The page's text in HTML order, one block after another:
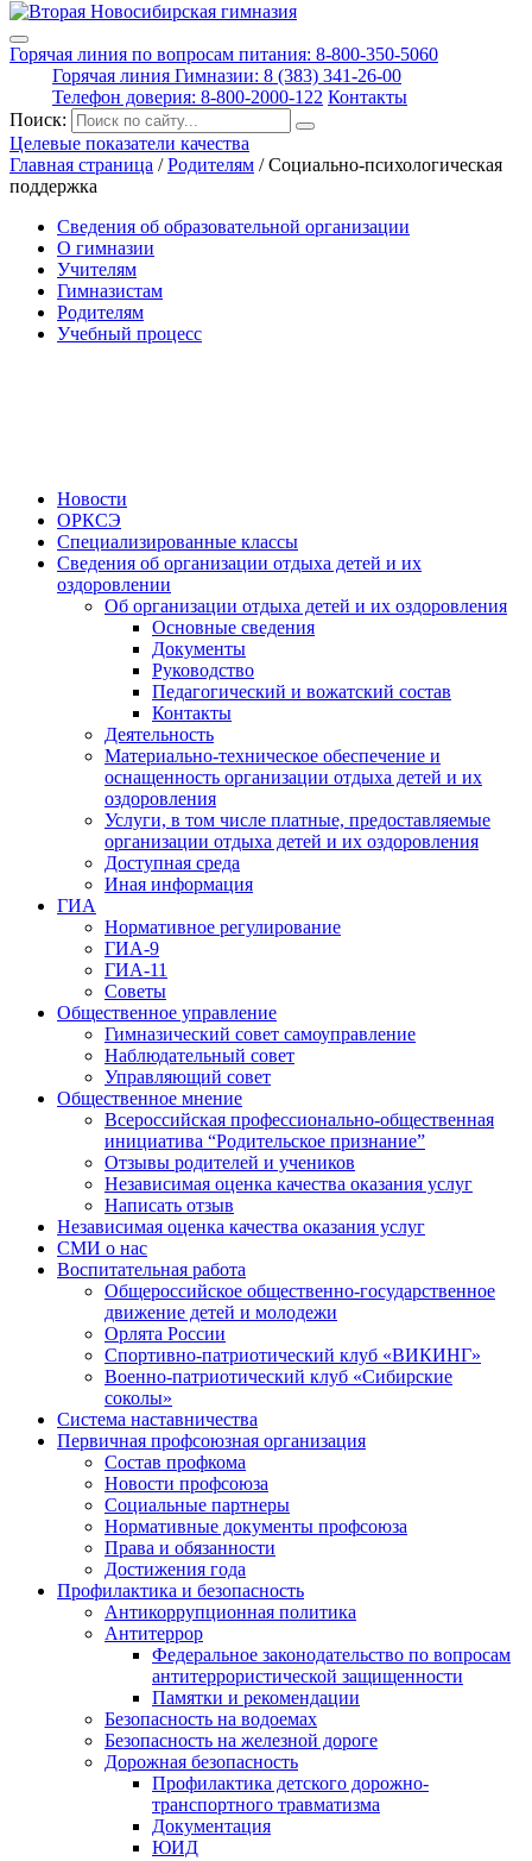
Горячая линия по вопросам питания: 8-800-350-5060
Горячая линия Гимназии: 8 (383) 341-26-00
Телефон доверия: 8-800-2000-122 Контакты
Поиск:
Целевые показатели качества
Главная страница /Родителям /Социально-психологическая
поддержка
Сведения об образовательной организации
О гимназии
Учителям
Гимназистам
Родителям
Учебный процесс
Новости
ОРКСЭ
Специализированные классы
Сведения об организации отдыха детей и их
оздоровлении
Об организации отдыха детей и их оздоровления
Основные сведения
Документы
Руководство
Педагогический и вожатский состав
Контакты
Деятельность
Материально-техническое обеспечение и
оснащенность организации отдыха детей и их
оздоровления
Услуги, в том числе платные, предоставляемые
организации отдыха детей и их оздоровления
Доступная среда
Иная информация
ГИА
Нормативное регулирование
ГИА-9
ГИА-11
Советы
Общественное управление
Гимназический совет самоуправление
Наблюдательный совет
Управляющий совет
Общественное мнение
Всероссийская профессионально-общественная
инициатива “Родительское признание”
Отзывы родителей и учеников
Независимая оценка качества оказания услуг
Написать отзыв
Независимая оценка качества оказания услуг
СМИ о нас
Воспитательная работа
Общероссийское общественно-государственное
движение детей и молодежи
Орлята России
Спортивно-патриотический клуб «ВИКИНГ»
Военно-патриотический клуб «Сибирские
соколы»
Система наставничества
Первичная профсоюзная организация
Состав профкома
Новости профсоюза
Социальные партнеры
Нормативные документы профсоюза
Права и обязанности
Достижения года
Профилактика и безопасность
Антикоррупционная политика
Антитеррор
Федеральное законодательство по вопросам
антитеррористической защищенности
Памятки и рекомендации
Безопасность на водоемах
Безопасность на железной дороге
Дорожная безопасность
Профилактика детского дорожно-
транспортного травматизма
Документация
ЮИД